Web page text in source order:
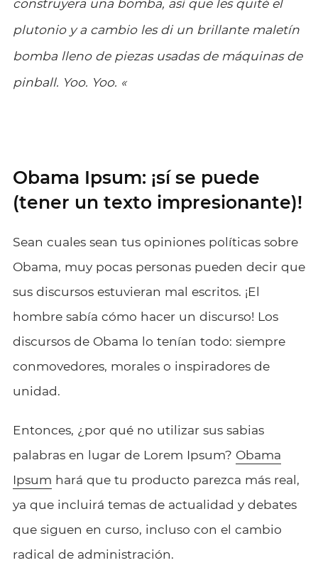
construyera una bomba, así que les quité el
plutonio y a cambio les di un brillante maletín
bomba lleno de piezas usadas de máquinas de
pinball. Yoo. Yoo. «
Obama Ipsum: ¡sí se puede
(tener un texto impresionante)!
Sean cuales sean tus opiniones políticas sobre
Obama, muy pocas personas pueden decir que
sus discursos estuvieran mal escritos. ¡El
hombre sabía cómo hacer un discurso! Los
discursos de Obama lo tenían todo: siempre
conmovedores, morales o inspiradores de
unidad.
Entonces, ¿por qué no utilizar sus sabias
palabras en lugar de Lorem Ipsum? Obama
Ipsum hará que tu producto parezca más real,
ya que incluirá temas de actualidad y debates
que siguen en curso, incluso con el cambio
radical de administración.